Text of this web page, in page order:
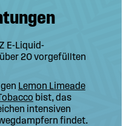
E-Liquid-
20 vorgefüllten
Lemon Limeade
bist, das
intensiven
findet.